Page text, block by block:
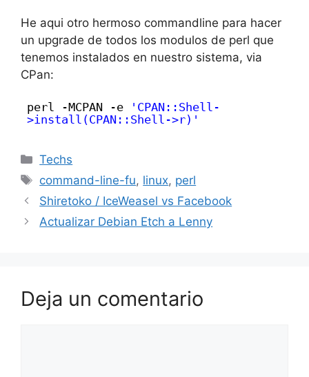
He aqui otro hermoso commandline para hacer
un upgrade de todos los modulos de perl que
tenemos instalados en nuestro sistema, via
CPan:
perl -MCPAN -e
'CPAN::Shell-
>install(CPAN::Shell->r)'
Categorías
Techs
Etiquetas
command-line-fu, linux, perl
Shiretoko / IceWeasel vs Facebook
Actualizar Debian Etch a Lenny
Deja un comentario